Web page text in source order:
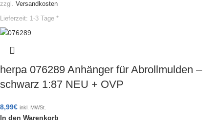
zzgl. Versandkosten
Lieferzeit: 1-3 Tage *
herpa 076289 Anhänger für Abrollmulden –
schwarz 1:87 NEU + OVP
8,99€ inkl. MWSt.
In den Warenkorb